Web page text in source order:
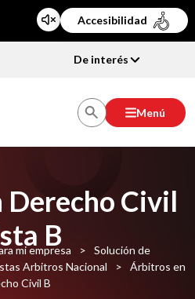
Accesibilidad
De interés
Menú
Civil
B
mi empresa >
Solución de
Arbitros Nacional >
Árbitros en
Civil B